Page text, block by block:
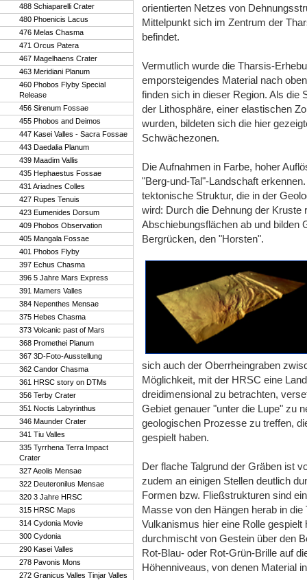
488 Schiaparelli Crater
480 Phoenicis Lacus
476 Melas Chasma
471 Orcus Patera
467 Magelhaens Crater
463 Meridiani Planum
460 Phobos Flyby Special
Release
456 Sirenum Fossae
455 Phobos and Deimos
447 Kasei Valles - Sacra Fossae
443 Daedalia Planum
439 Maadim Vallis
435 Hephaestus Fossae
431 Ariadnes Colles
427 Rupes Tenuis
423 Eumenides Dorsum
409 Phobos Observation
405 Mangala Fossae
401 Phobos Flyby
397 Echus Chasma
396 5 Jahre Mars Express
391 Mamers Valles
384 Nepenthes Mensae
375 Hebes Chasma
373 Volcanic past of Mars
368 Promethei Planum
367 3D-Foto-Ausstellung
362 Candor Chasma
361 HRSC story on DTMs
356 Terby Crater
351 Noctis Labyrinthus
346 Maunder Crater
341 Tiu Valles
335 Tyrrhena Terra Impact
Crater
327 Aeolis Mensae
322 Deuteronilus Mensae
320 3 Jahre HRSC
315 HRSC Maps
314 Cydonia Movie
300 Cydonia
290 Kasei Valles
278 Pavonis Mons
272 Granicus Valles Tinjar Valles
orientierten Netzes von
Mittelpunkt sich im Zentrum der
befindet.
Vermutlich wurde die Tharsis-
emporsteigendes Material nach
finden sich in dieser Region. Als die
der Lithosphäre, einer elastischen
wurden, bildeten sich die hier
Schwächezonen.
Die Aufnahmen in Farbe, hoher
"Berg-und-Tal"-Landschaft
tektonische Struktur, die in der
wird: Durch die Dehnung der
Abschiebungsflächen ab und bilden
Bergrücken, den "Horsten".
sich auch der Oberrheingraben
Möglichkeit, mit der HRSC eine
dreidimensional zu betrachten,
Gebiet genauer "unter die Lupe" zu
geologischen Prozesse zu treffen,
gespielt haben.
Der flache Talgrund der Gräben ist
zudem an einigen Stellen deutlich
Formen bzw. Fließstrukturen sind
Masse von den Hängen herab in
Vulkanismus hier eine Rolle
durchmischt von Gestein über den
Rot-Blau- oder Rot-Grün-Brille auf
Höhenniveaus, von denen Material